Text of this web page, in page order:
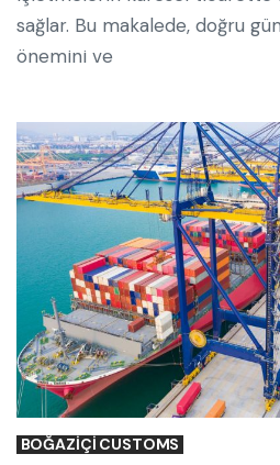
sağlar. Bu makalede, doğru
önemini ve
BOĞAZIÇI CUSTOMS